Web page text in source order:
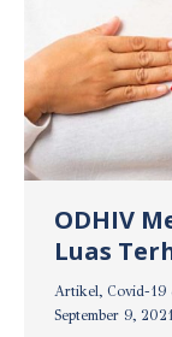
ODHIV
Luas
Artikel, Covid-
September 9, 2021